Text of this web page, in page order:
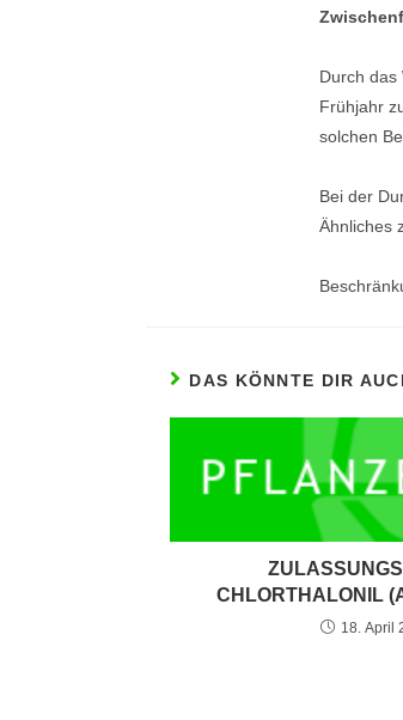
Durch das
Frühjahr
solchen
Bei der
Ähnliches
DAS KÖNNTE DIR
CHLORTHALONIL
18. April